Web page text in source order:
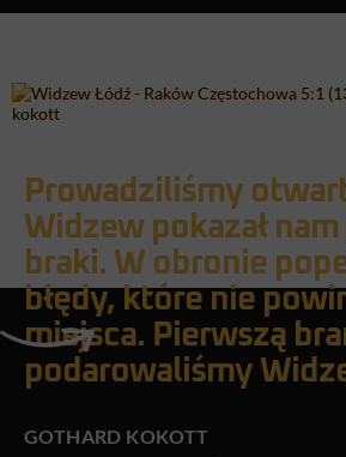
Prowadziliśmy
Widzew pokazał nam
braki. W obronie
błędy, które nie
miejsca. Pierwszą
podarowaliśmy
GOTHARD KOKOTT